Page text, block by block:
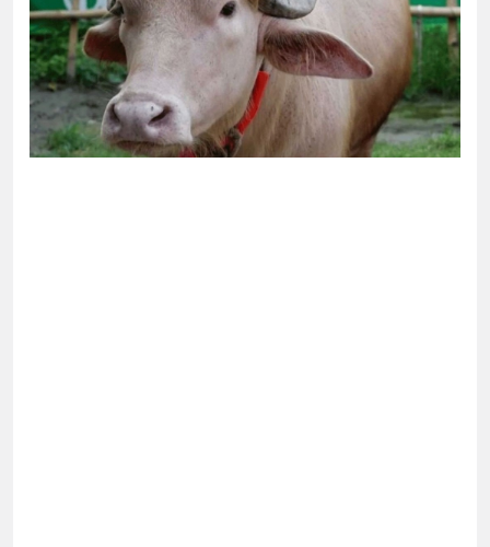
বের হওয়ার পথ খুঁজছেন ট্রাম্পের শীর্ষ জেনারেল
থেকে বস্ত্রহীন অবস্থায় যুবদল নেতা আটক
ইরানের বন্দর অবরোধ তুলে নেবে যুক্তরাষ্ট্র